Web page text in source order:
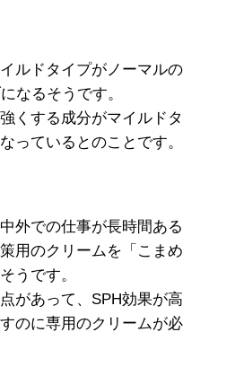
ルドタイプがノーマルの
なるそうです。
くする成分がマイルドタ
っているとのことです。
外での仕事が長時間ある
用のクリームを「こまめ
うです。
があって、SPH効果が高
のに専用のクリームが必